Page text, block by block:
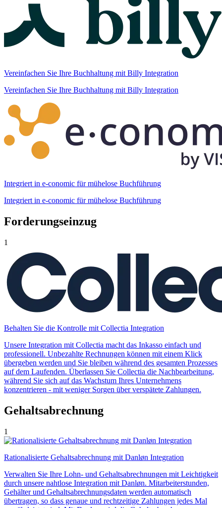
Vereinfachen Sie Ihre Buchhaltung mit Billy Integration
Vereinfachen Sie Ihre Buchhaltung mit Billy Integration
Integriert in e-conomic für mühelose Buchführung
Integriert in e-conomic für mühelose Buchführung
Forderungseinzug
1
Behalten Sie die Kontrolle mit Collectia Integration
Unsere Integration mit Collectia macht das Inkasso einfach und
professionell. Unbezahlte Rechnungen können mit einem Klick
übergeben werden und Sie bleiben während des gesamten Prozesses
auf dem Laufenden. Überlassen Sie Collectia die Nachbearbeitung,
während Sie sich auf das Wachstum Ihres Unternehmens
konzentrieren - mit weniger Sorgen über verspätete Zahlungen.
Gehaltsabrechnung
1
Rationalisierte Gehaltsabrechnung mit Danløn Integration
Verwalten Sie Ihre Lohn- und Gehaltsabrechnungen mit Leichtigkeit
durch unsere nahtlose Integration mit Danløn. Mitarbeiterstunden,
Gehälter und Gehaltsabrechnungsdaten werden automatisch
übertragen, so dass genaue und rechtzeitige Zahlungen jedes Mal